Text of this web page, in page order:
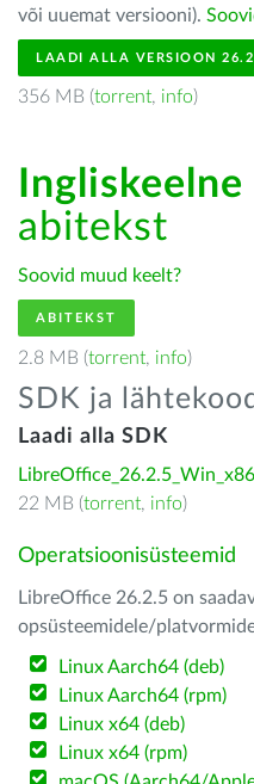
või uuemat versiooni).
LAADI ALLA VERSIOON
356 MB (torrent, info)
Ingliskeelne
abitekst
Soovid muud keelt?
ABITEKST
2.8 MB (torrent, info)
SDK ja
Laadi alla SDK
22 MB (torrent, info)
Operatsioonisüsteemid
LibreOffice 26.2.5 on
opsüsteemidele/
Linux Aarch64 (deb)
Linux Aarch64 (rpm)
Linux x64 (deb)
Linux x64 (rpm)